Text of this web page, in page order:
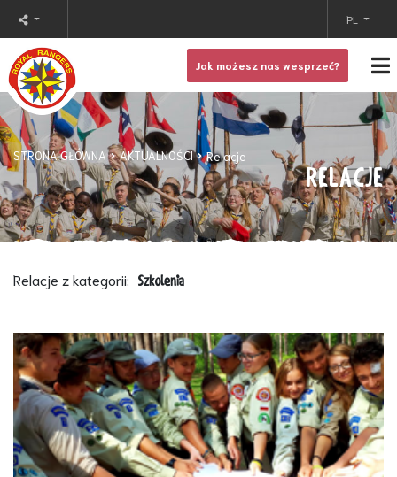
PL
Jak możesz nas wesprzeć?
AKTUALNOŚCI
STRONA GŁÓWNA Relacje
RELACJE
Relacje z kategorii: Szkolenia